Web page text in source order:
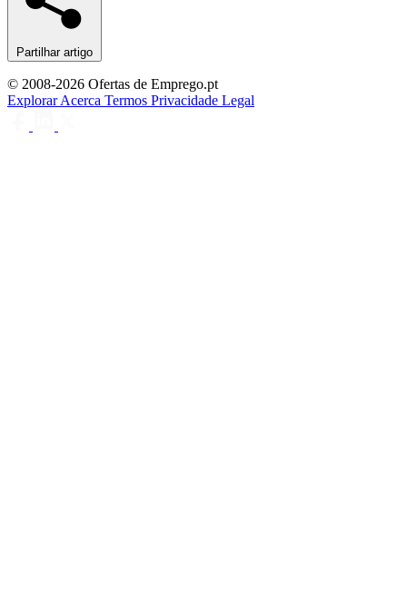
Partilhar artigo
© 2008-2026 Ofertas de Emprego.pt
ExplorarAcerca Termos Privacidade Legal